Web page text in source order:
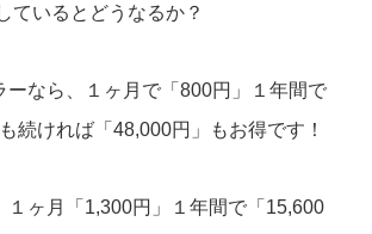
ているとどうなるか？
ーなら、１ヶ月で「800円」１年間で
続ければ「48,000円」もお得です！
１ヶ月「1,300円」１年間で「15,600